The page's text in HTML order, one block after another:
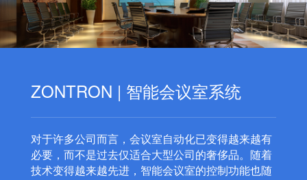
智能影音室打造方案
随着智能化的逐步普及，越来越多的电子设备进入人们的生活当
中，给予人们带来更便捷、更智慧的生活方式。就拿智能影音
吧，有了它后，就算不去电影院或KTV，在公司或家也能享受